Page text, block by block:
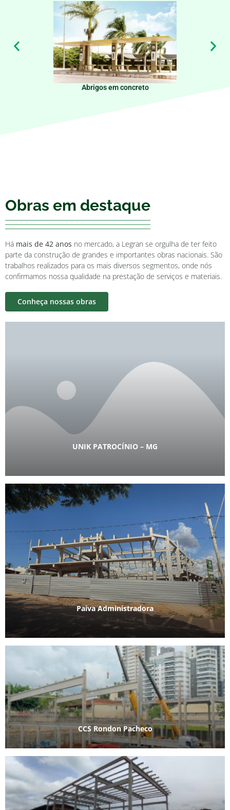
Abrigos em concreto
Obras em destaque
Há mais de 42 anos no mercado, a Legran se orgulha de ter feito
parte da construção de grandes e importantes obras nacionais. São
trabalhos realizados para os mais diversos segmentos, onde nós
confirmamos nossa qualidade na prestação de serviços e materiais.
Conheça nossas obras
UNIK PATROCÍNIO – MG
Paiva Administradora
CCS Rondon Pacheco